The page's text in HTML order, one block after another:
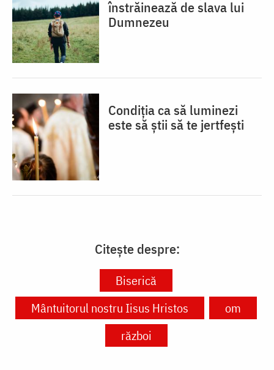
înstrăinează de slava lui
Dumnezeu
Condiția ca să luminezi
este să știi să te jertfești
Citește despre:
Biserică
Mântuitorul nostru Iisus Hristos
om
război